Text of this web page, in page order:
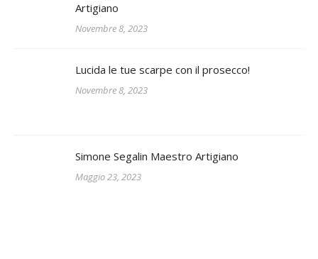
Artigiano
Novembre 8, 2023
Lucida le tue scarpe con il prosecco!
Novembre 8, 2023
Simone Segalin Maestro Artigiano
Maggio 23, 2023